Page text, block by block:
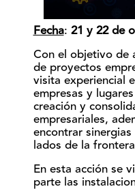
Fecha: 21 y 22 de
Con el objetivo de
de proyectos
visita experiencial
empresas y
creación y
empresariales,
encontrar
lados de la
En esta acción se
parte las